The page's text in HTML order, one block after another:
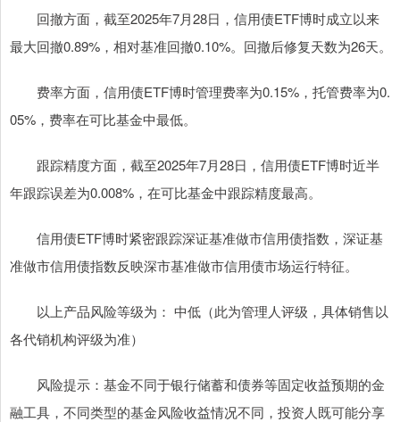
回撤方面，截至2025年7月28日，信用债ETF博时成立以来
最大回撤0.89%，相对基准回撤0.10%。回撤后修复天数为26天。
费率方面，信用债ETF博时管理费率为0.15%，托管费率为0.
05%，费率在可比基金中最低。
跟踪精度方面，截至2025年7月28日，信用债ETF博时近半
年跟踪误差为0.008%，在可比基金中跟踪精度最高。
信用债ETF博时紧密跟踪深证基准做市信用债指数，深证基
准做市信用债指数反映深市基准做市信用债市场运行特征。
以上产品风险等级为： 中低（此为管理人评级，具体销售以
各代销机构评级为准）
风险提示：基金不同于银行储蓄和债券等固定收益预期的金
融工具，不同类型的基金风险收益情况不同，投资人既可能分享